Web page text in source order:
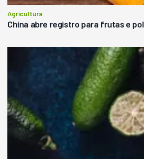
Agricultura
China abre registro para frutas e